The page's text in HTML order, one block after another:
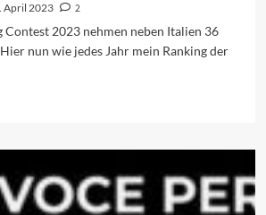
April 2023
2
Contest 2023 nehmen neben Italien 36
nun wie jedes Jahr mein Ranking der